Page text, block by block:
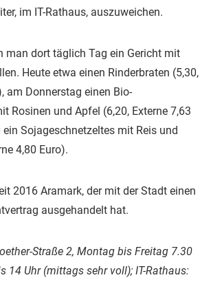
im IT-Rathaus, auszuweichen.
man dort täglich Tag ein Gericht mit
Heute etwa einen Rinderbraten (5,30,
am Donnerstag einen Bio-
Rosinen und Apfel (6,20, Externe 7,63
ein Sojageschnetzeltes mit Reis und
4,80 Euro).
2016 Aramark, der mit der Stadt einen
ausgehandelt hat.
Straße 2, Montag bis Freitag 7.30
14 Uhr (mittags sehr voll); IT-Rathaus: